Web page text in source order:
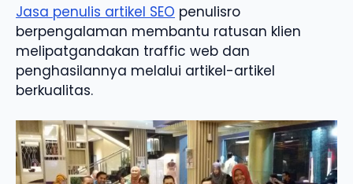
Jasa penulis artikel SEO penulisro
berpengalaman membantu ratusan klien
melipatgandakan traffic web dan
penghasilannya melalui artikel-artikel
berkualitas.